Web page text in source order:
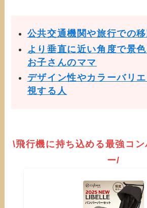
公共交通機関や旅行での
より垂直に近い角度で景
お子さんのママ
デザイン性やカラーバリ
視する人
\飛行機に持ち込める最強コ
ー/